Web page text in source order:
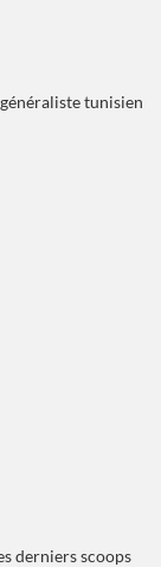
tunisien
derniers scoops